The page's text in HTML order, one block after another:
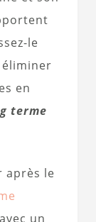
le
éliminer
en
terme
après le
un